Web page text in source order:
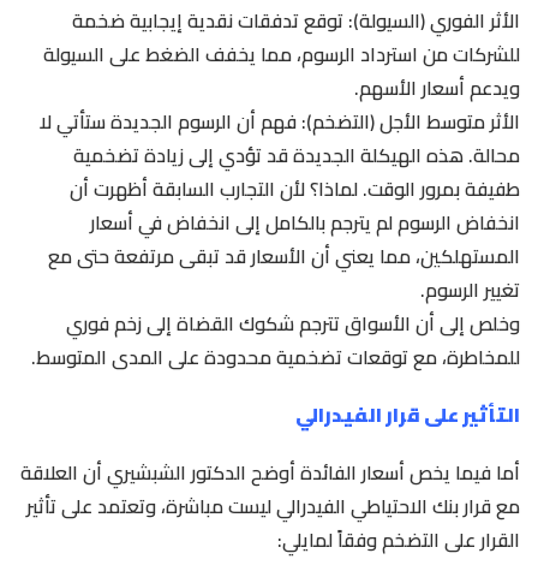
الأثر الفوري (السيولة): توقع تدفقات نقدية إيجابية ضخمة
للشركات من استرداد الرسوم، مما يخفف الضغط على السيولة
ويدعم أسعار الأسهم.
الأثر متوسط الأجل (التضخم): فهم أن الرسوم الجديدة ستأتي لا
محالة. هذه الهيكلة الجديدة قد تؤدي إلى زيادة تضخمية
طفيفة بمرور الوقت. لماذا؟ لأن التجارب السابقة أظهرت أن
انخفاض الرسوم لم يترجم بالكامل إلى انخفاض في أسعار
المستهلكين، مما يعني أن الأسعار قد تبقى مرتفعة حتى مع
تغيير الرسوم.
وخلص إلى أن الأسواق تترجم شكوك القضاة إلى زخم فوري
للمخاطرة، مع توقعات تضخمية محدودة على المدى المتوسط.
التأثير على قرار الفيدرالي
أما فيما يخص أسعار الفائدة أوضح الدكتور الشبشيري أن العلاقة
مع قرار بنك الاحتياطي الفيدرالي ليست مباشرة، وتعتمد على تأثير
القرار على التضخم وفقاً لمايلي: